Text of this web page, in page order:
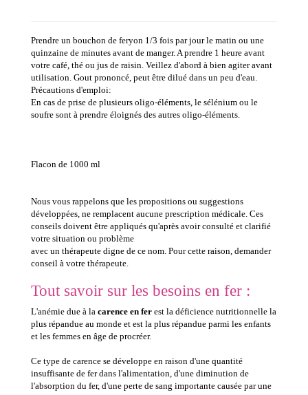
Prendre un bouchon de feryon 1/3 fois par jour le matin ou une
quinzaine de minutes avant de manger. A prendre 1 heure avant
votre café, thé ou jus de raisin. Veillez d'abord à bien agiter avant
utilisation. Gout prononcé, peut être dilué dans un peu d'eau.
Précautions d'emploi:
En cas de prise de plusieurs oligo-éléments, le sélénium ou le
soufre sont à prendre éloignés des autres oligo-éléments.
Flacon de 1000 ml
Nous vous rappelons que les propositions ou suggestions
développées, ne remplacent aucune prescription médicale. Ces
conseils doivent être appliqués qu'après avoir consulté et clarifié
votre situation ou problème
avec un thérapeute digne de ce nom. Pour cette raison, demander
conseil à votre thérapeute.
Tout savoir sur les besoins en fer :
L'anémie due à la carence en fer est la déficience nutritionnelle la
plus répandue au monde et est la plus répandue parmi les enfants
et les femmes en âge de procréer.
Ce type de carence se développe en raison d'une quantité
insuffisante de fer dans l'alimentation, d'une diminution de
l'absorption du fer, d'une perte de sang importante causée par une